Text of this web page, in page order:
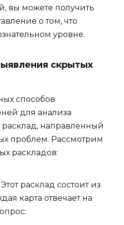
вы можете получить
о том, что
уровне.
скрытых
способов
для анализа
направленный
проблем. Рассмотрим
раскладов:
Этот расклад состоит из
карта отвечает на